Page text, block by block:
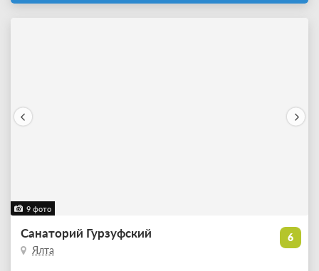
9 фото
6
Санаторий Гурзуфский
Ялта